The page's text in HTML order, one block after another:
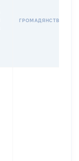
ГРОМАДЯНСТВО